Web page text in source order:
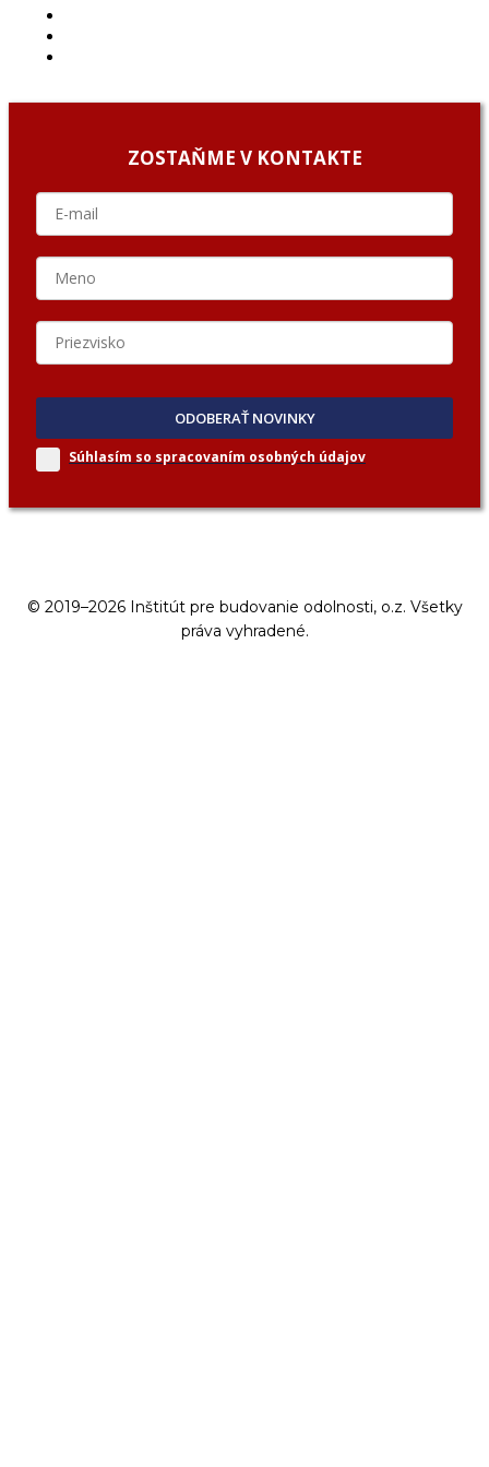
ZOSTAŇME V KONTAKTE
ODOBERAŤ NOVINKY
Súhlasím so spracovaním osobných údajov
© 2019–2026 Inštitút pre budovanie odolnosti, o.z. Všetky
práva vyhradené.